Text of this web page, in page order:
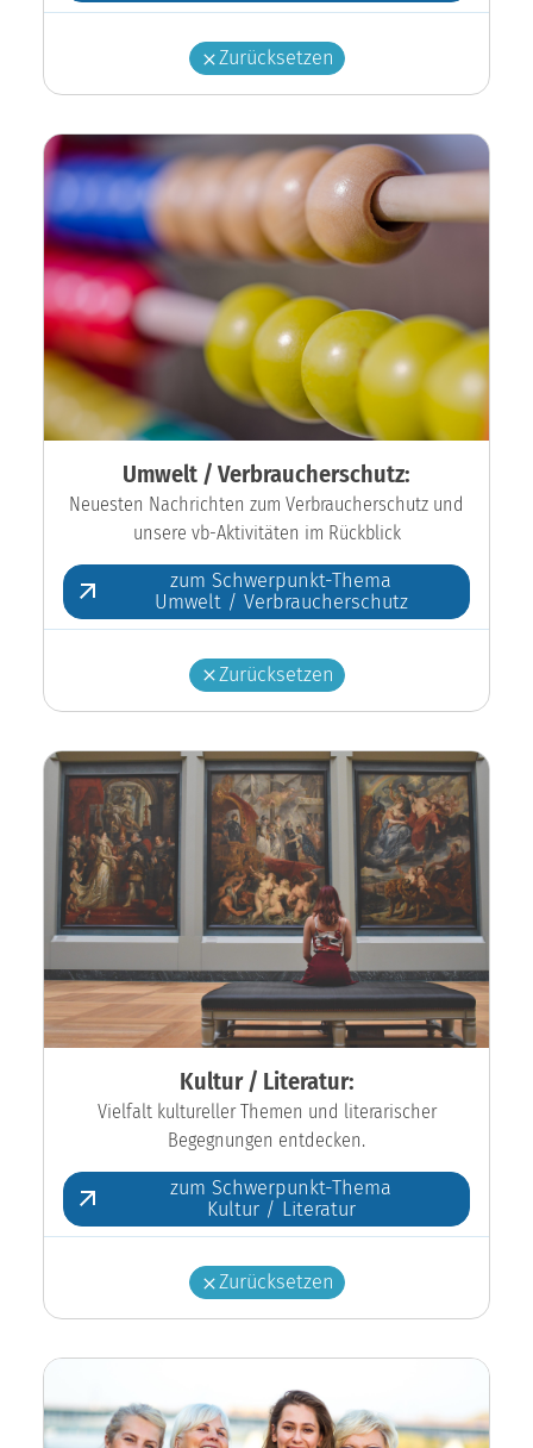
Zurücksetzen
Umwelt / Verbraucherschutz:
Neuesten Nachrichten zum Verbraucherschutz und
unsere vb-Aktivitäten im Rückblick
zum Schwerpunkt-Thema
Umwelt / Verbraucherschutz
Zurücksetzen
Kultur / Literatur:
Vielfalt kultureller Themen und literarischer
Begegnungen entdecken.
zum Schwerpunkt-Thema
Kultur / Literatur
Zurücksetzen